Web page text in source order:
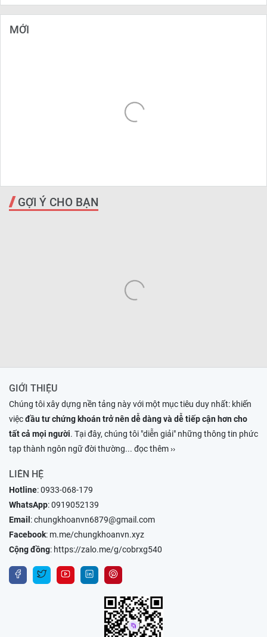
MỚI
GỢI Ý CHO BẠN
GIỚI THIỆU
Chúng tôi xây dựng nền tảng này với một mục tiêu duy nhất: khiến
việcđầu tư chứng khoán trở nên dễ dàng và dễ tiếp cận hơn cho
tất cả mọi người. Tại đây, chúng tôi "diễn giải" những thông tin phức
tạp thành ngôn ngữ đời thường... đọc thêm ››
LIÊN HỆ
Hotline:0933-068-179
WhatsApp:0919052139
Email :chungkhoanvn6879@gmail.com
Facebook: m.me/chungkhoanvn.xyz
Cộng đồng: https://zalo.me/g/cobrxg540